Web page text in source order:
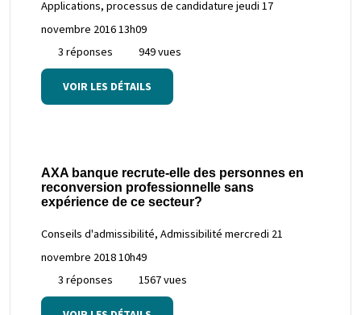
Applications, processus de candidature jeudi 17
novembre 2016 13h09
3 réponses
949 vues
VOIR LES DÉTAILS
AXA banque recrute-elle des personnes en
reconversion professionnelle sans
expérience de ce secteur?
Conseils d'admissibilité, Admissibilité mercredi 21
novembre 2018 10h49
3 réponses
1567 vues